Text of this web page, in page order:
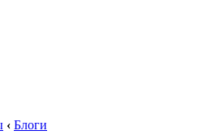
‹ Блоги